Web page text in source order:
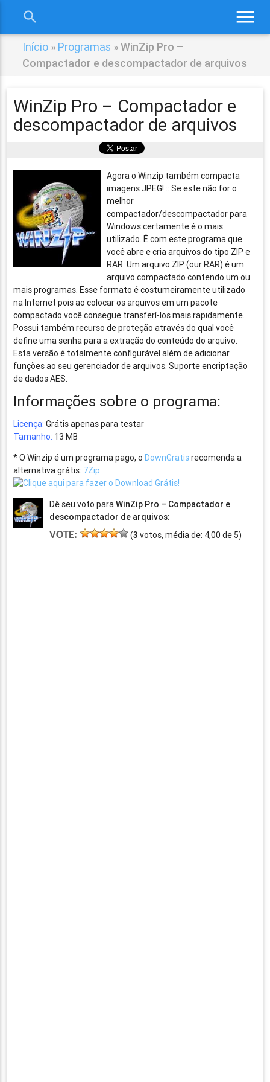
menu
search
Início » Programas »WinZip Pro –
Compactador e descompactador de arquivos
WinZip Pro – Compactador e
descompactador de arquivos
Agora o Winzip também compacta
imagens JPEG! :: Se este não for o
melhor
compactador/descompactador para
Windows certamente é o mais
utilizado. É com este programa que
você abre e cria arquivos do tipo ZIP e
RAR. Um arquivo ZIP (our RAR) é um
arquivo compactado contendo um ou
mais programas. Esse formato é costumeiramente utilizado
na Internet pois ao colocar os arquivos em um pacote
compactado você consegue transferí-los mais rapidamente.
Possui também recurso de proteção através do qual você
define uma senha para a extração do conteúdo do arquivo.
Esta versão é totalmente configurável além de adicionar
funções ao seu gerenciador de arquivos. Suporte encriptação
de dados AES.
Informações sobre o programa:
Licença: Grátis apenas para testar
Tamanho: 13 MB
* O Winzip é um programa pago, oDownGratisrecomenda a
alternativa grátis: 7Zip.
Dê seu voto paraWinZip Pro – Compactador e
descompactador de arquivos:
VOTE: (3 votos, média de: 4,00 de 5)